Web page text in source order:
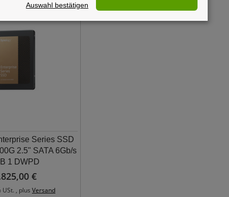
Series SSD
2.5" SATA 6Gb/s
1 DWPD
€
USt. , plus Versand
Auswahl bestätigen